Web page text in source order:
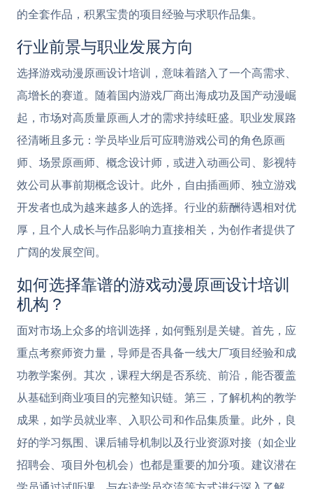
的全套作品，积累宝贵的项目经验与求职作品集。
行业前景与职业发展方向
选择游戏动漫原画设计培训，意味着踏入了一个高需求、
高增长的赛道。随着国内游戏厂商出海成功及国产动漫崛
起，市场对高质量原画人才的需求持续旺盛。职业发展路
径清晰且多元：学员毕业后可应聘游戏公司的角色原画
师、场景原画师、概念设计师，或进入动画公司、影视特
效公司从事前期概念设计。此外，自由插画师、独立游戏
开发者也成为越来越多人的选择。行业的薪酬待遇相对优
厚，且个人成长与作品影响力直接相关，为创作者提供了
广阔的发展空间。
如何选择靠谱的游戏动漫原画设计培训
机构？
面对市场上众多的培训选择，如何甄别是关键。首先，应
重点考察师资力量，导师是否具备一线大厂项目经验和成
功教学案例。其次，课程大纲是否系统、前沿，能否覆盖
从基础到商业项目的完整知识链。第三，了解机构的教学
成果，如学员就业率、入职公司和作品集质量。此外，良
好的学习氛围、课后辅导机制以及行业资源对接（如企业
招聘会、项目外包机会）也都是重要的加分项。建议潜在